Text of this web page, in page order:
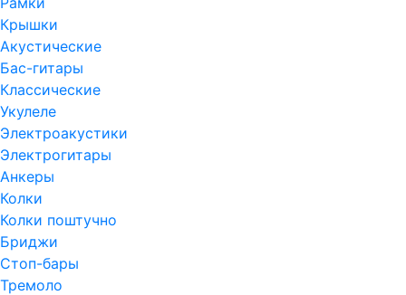
Крышки
Акустические
Бас-гитары
Классические
Укулеле
Электроакустики
Электрогитары
Анкеры
Колки
Колки поштучно
Бриджи
Стоп-бары
Тремоло